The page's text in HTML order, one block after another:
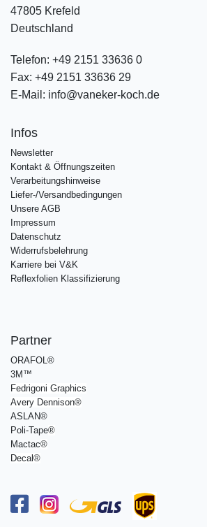
47805 Krefeld
Deutschland
Telefon: +49 2151 33636 0
Fax: +49 2151 33636 29
E-Mail: info@vaneker-koch.de
Infos
Newsletter
Kontakt & Öffnungszeiten
Verarbeitungshinweise
Liefer-/Versandbedingungen
Unsere AGB
Impressum
Datenschutz
Widerrufsbelehrung
Karriere bei V&K
Reflexfolien Klassifizierung
Partner
ORAFOL®
3M™
Fedrigoni Graphics
Avery Dennison®
ASLAN®
Poli-Tape®
Mactac®
Decal®